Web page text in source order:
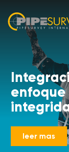
content
leer mas